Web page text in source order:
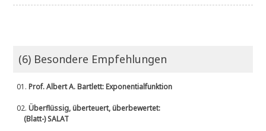
(6) Besondere Empfehlungen
01.Prof. Albert A. Bartlett: Exponentialfunktion
02.Überflüssig, überteuert, überbewertet:
(Blatt-) SALAT